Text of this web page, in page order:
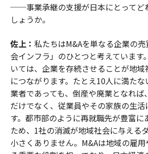
──事業承継の支援が日本にとってど
しょうか。
佐上： 私たちはM&Aを単なる企業の
会インフラ」のひとつと考えています
いては、企業を存続させることが地域
につながります。たとえ10人に満た
業者であっても、倒産や廃業となれば
だけでなく、従業員やその家族の生活
す。都市部のように再就職先が豊富に
ため、1社の消滅が地域社会に与える
小さくありません。M&Aは地域の雇